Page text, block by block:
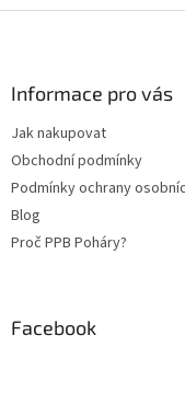
Informace pro vás
Jak nakupovat
Obchodní podmínky
Podmínky ochrany
Blog
Proč PPB Poháry?
Facebook